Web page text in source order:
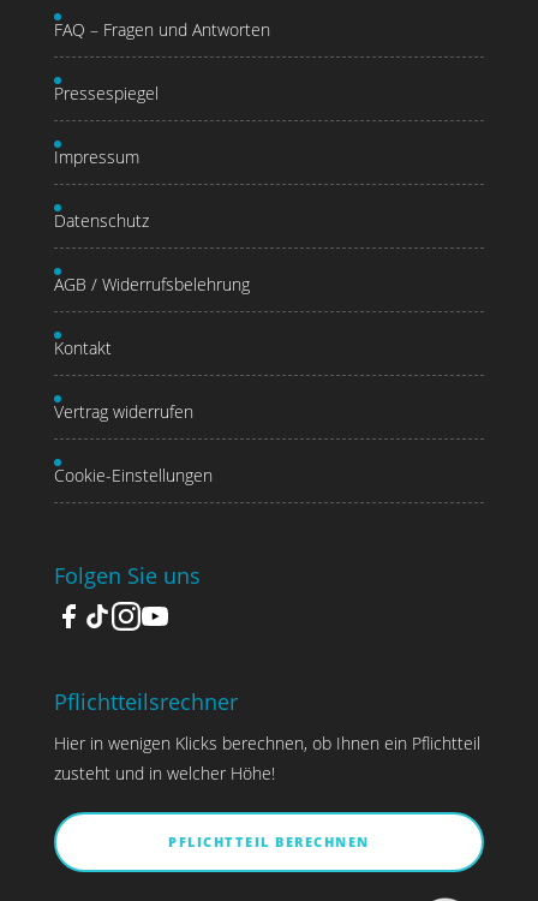
FAQ – Fragen und Antworten
Pressespiegel
Impressum
Datenschutz
AGB / Widerrufsbelehrung
Kontakt
Vertrag widerrufen
Cookie-Einstellungen
Folgen Sie uns
Pflichtteilsrechner
Hier in wenigen Klicks berechnen, ob Ihnen ein Pflichtteil
zusteht und in welcher Höhe!
PFLICHTTEIL BERECHNEN